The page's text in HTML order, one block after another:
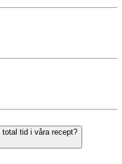
tid i våra recept?